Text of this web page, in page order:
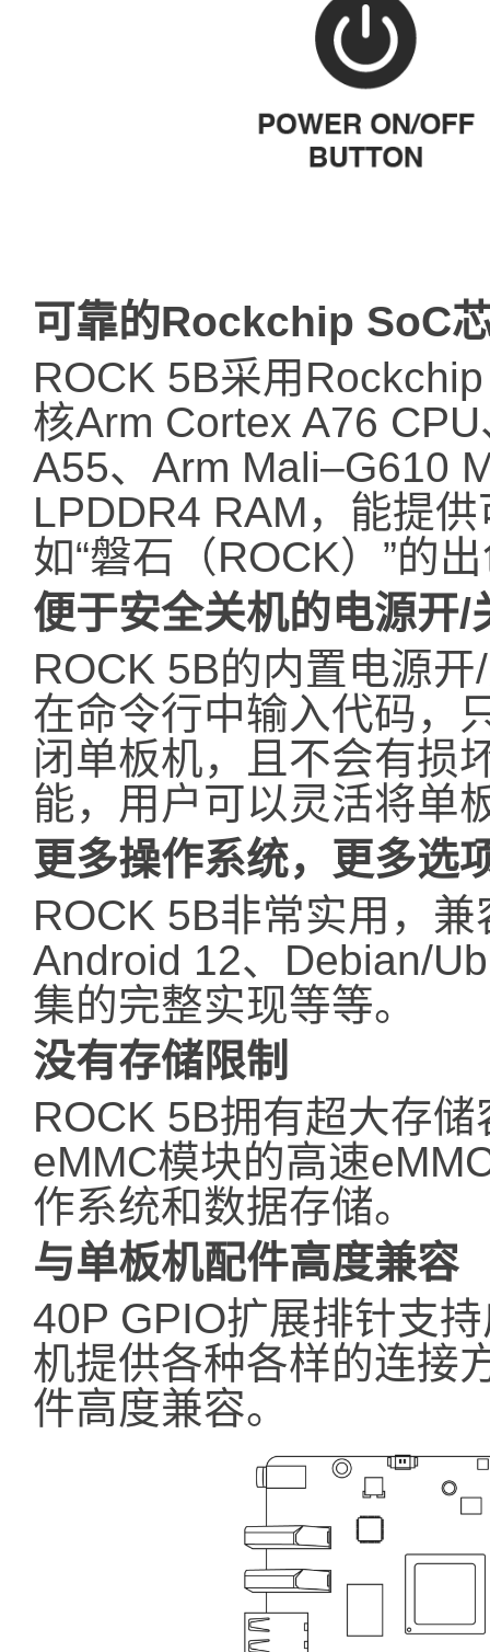
可靠的Rockchip SoC
ROCK 5B采用
核Arm Cortex A76
A55、Arm Mali–G610
LPDDR4 RAM，能提
如“磐石（ROCK）”的
便于安全关机的电源开/
ROCK 5B的内置电源
在命令行中输入代码，
闭单板机，且不会有损
能，用户可以灵活将单
更多操作系统，更多选
ROCK 5B非常实用，
Android 12、Debian/
集的完整实现等等。
没有存储限制
ROCK 5B拥有超大存
eMMC模块的高速
作系统和数据存储。
与单板机配件高度兼容
40P GPIO扩展排针支
机提供各种各样的连接
件高度兼容。